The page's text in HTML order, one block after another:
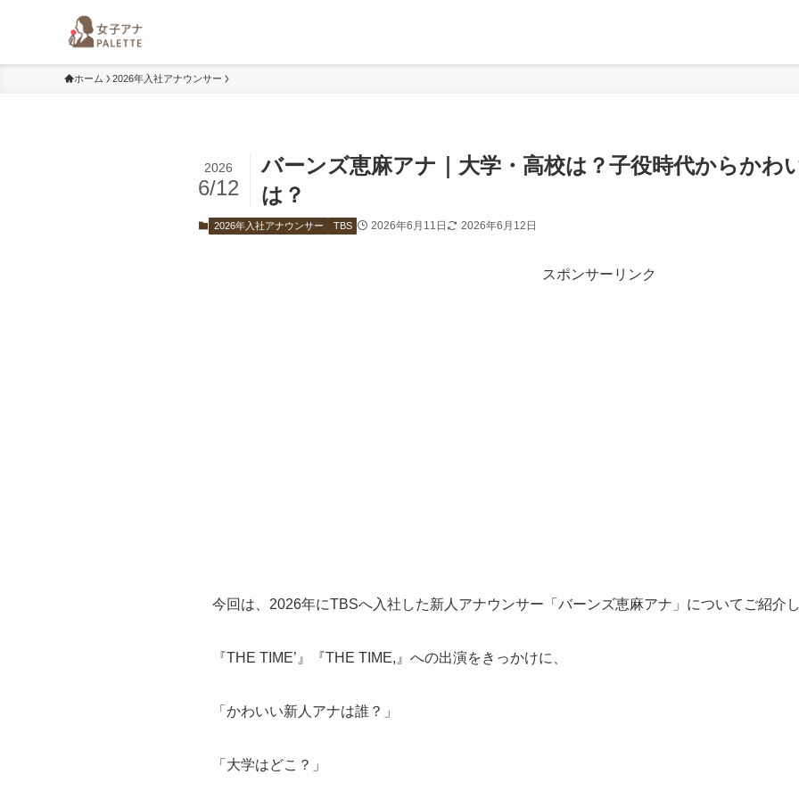
ホーム 2026年入社アナウンサー
バーンズ恵麻アナ｜大学・高校は？子役時代からかわ
は？
2026
6/12
2026年入社アナウンサー TBS 2026年6月11日 2026年6月12日
スポンサーリンク
今回は、2026年にTBSへ入社した新人アナウンサー「バーンズ恵麻アナ」についてご紹介
『THE TIME’』『THE TIME,』への出演をきっかけに、
「かわいい新人アナは誰？」
「大学はどこ？」